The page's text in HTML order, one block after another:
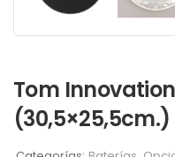
Tom Innovation
(30,5×25,5cm.)